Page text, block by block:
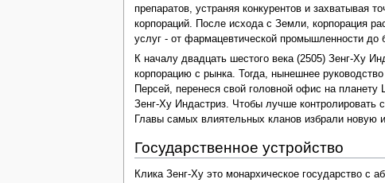
препаратов, устраняя конкурентов и
корпораций. После исхода с Земли, корпорация
услуг - от фармацевтической промышленности до
К началу двадцать шестого века (2505) Зенг-Ху
корпорацию с рынка. Тогда, нынешнее
Персей, перенеся свой головной офис на
Зенг-Ху Индастриз. Чтобы лучше контролировать
Главы самых влиятельных кланов избрали
Государственное устройство
Клика Зенг-Ху это монархическое государство с